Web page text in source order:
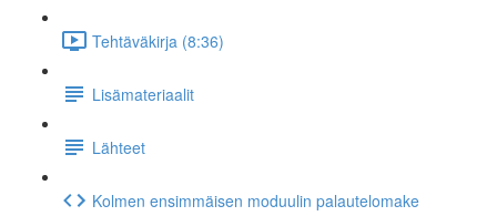
Tehtäväkirja (8:36)
Lisämateriaalit
Lähteet
Kolmen ensimmäisen moduulin palautelomake